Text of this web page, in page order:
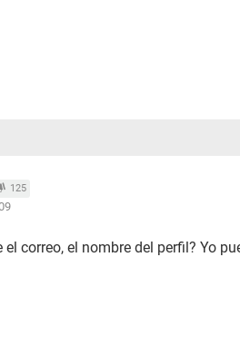
125
correo, el nombre del perfil? Yo